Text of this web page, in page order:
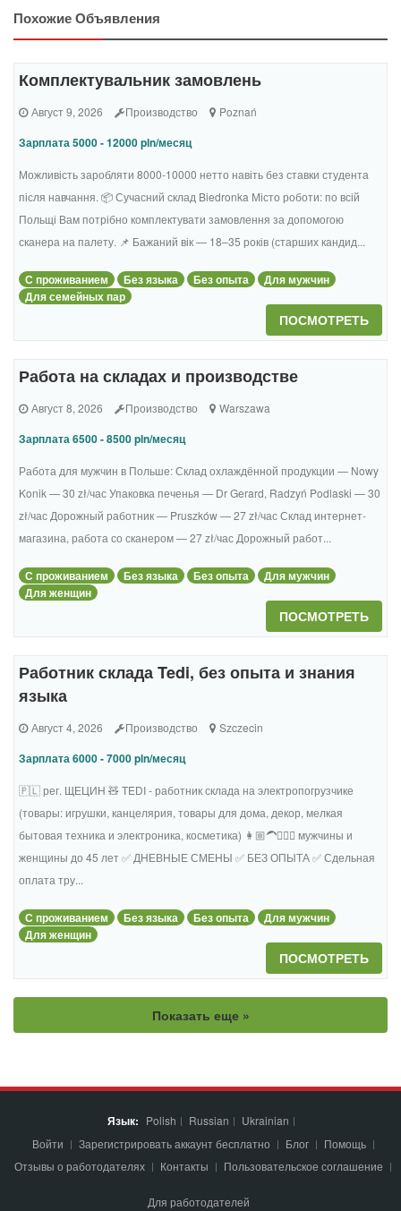
Похожие Объявления
Комплектувальник замовлень
Август 9, 2026 Производство Poznań
Зарплата 5000 - 12000 pln/месяц
Можливість заробляти 8000-10000 нетто навіть без ставки студента
після навчання. 📦 Сучасний склад Biedronka Місто роботи: по всій
Польщі Вам потрібно комплектувати замовлення за допомогою
сканера на палету. 📌 Бажаний вік — 18–35 років (старших кандид...
С проживанием Без языка Без опыта
Для мужчин
Для семейных пар
ПОСМОТРЕТЬ
Работа на складах и производстве
Август 8, 2026 Производство Warszawa
Зарплата 6500 - 8500 pln/месяц
Работа для мужчин в Польше: Склад охлаждённой продукции — Nowy
Konik — 30 zł/час Упаковка печенья — Dr Gerard, Radzyń Podlaski — 30
zł/час Дорожный работник — Pruszków — 27 zł/час Склад интернет-
магазина, работа со сканером — 27 zł/час Дорожный работ...
С проживанием Без языка Без опыта
Для мужчин
Для женщин
ПОСМОТРЕТЬ
Работник склада Tedi, без опыта и знания
языка
Август 4, 2026 Производство Szczecin
Зарплата 6000 - 7000 pln/месяц
🇵🇱 рег. ЩЕЦИН 🧸 TEDI - работник склада на электропогрузчике
(товары: игрушки, канцелярия, товары для дома, декор, мелкая
бытовая техника и электроника, косметика) 👩🏼‍🦱🧔🏻‍♂️ мужчины и
женщины до 45 лет ✅ ДНЕВНЫЕ СМЕНЫ ✅ БЕЗ ОПЫТА ✅ Сдельная
оплата тру...
С проживанием Без языка Без опыта
Для мужчин
Для женщин
ПОСМОТРЕТЬ
Показать еще »
Язык: Polish Russian
Ukrainian
Войти
Зарегистрировать аккаунт бесплатно Блог
Помощь
Отзывы о работодателях
Контакты Пользовательское соглашение
Для работодателей